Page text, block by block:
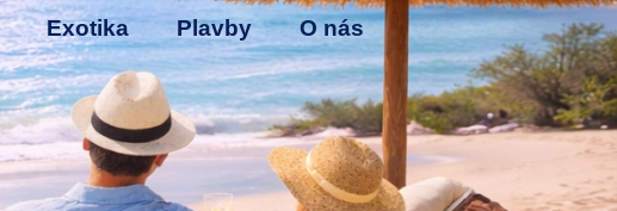
Exotika Plavby O nás